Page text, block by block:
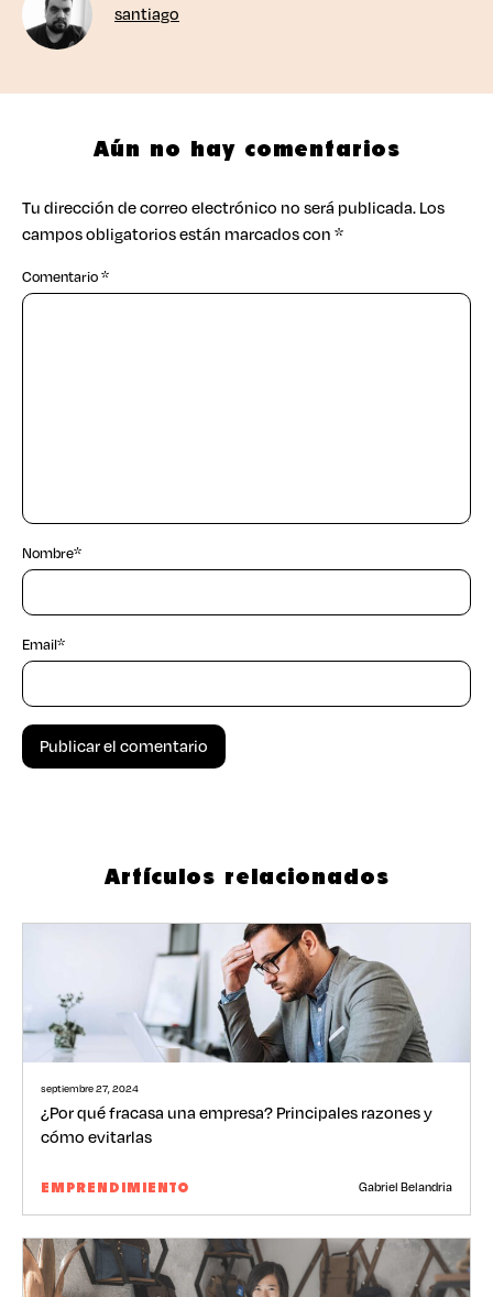
santiago
Aún no hay comentarios
Tu dirección de correo electrónico no será publicada.Los
campos obligatorios están marcados con*
Comentario*
Nombre*
Email*
Artículos relacionados
septiembre 27, 2024
¿Por qué fracasa una empresa? Principales razones y
cómo evitarlas
EMPRENDIMIENTO Gabriel Belandria